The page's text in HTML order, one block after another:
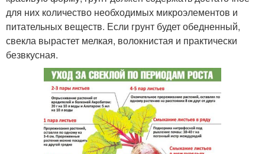
для них количество необходимых микроэлементов и
питательных веществ. Если грунт будет обедненный,
свекла вырастет мелкая, волокнистая и практически
безвкусная.